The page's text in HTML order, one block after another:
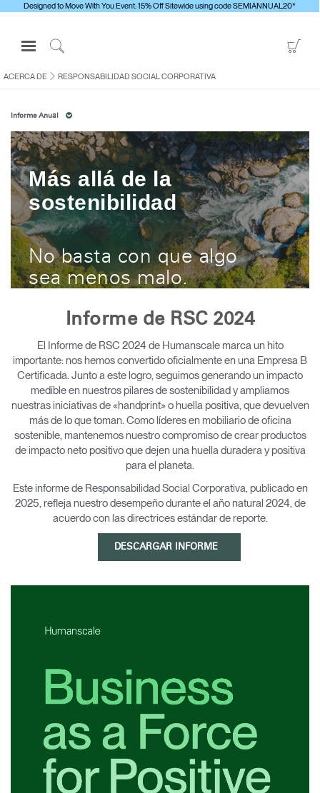
Designed to Move With You Event: 15% Off Sitewide using code SEMIANNUAL20*
Open
Navigation
Menuto
Inicie sesión o regístrese
PRODUCTOS
ERGONOMÍA
RECURSOS
ACERCA DE
CONTACTE CON NOSOTROS
Contactar con la asistencia
Buscar un showroom
Opens
to
Opens
to
Opens
Opens
to
Opens
Blog
Opens
Opens
ACERCA DE RESPONSABILIDAD SOCIAL CORPORATIVA
Informe Anual
Más allá de la
sostenibilidad
No basta con que algo
sea menos malo.
Informe de RSC 2024
El Informe de RSC 2024 de Humanscale marca un hito
importante: nos hemos convertido oficialmente en una Empresa B
Certificada. Junto a este logro, seguimos generando un impacto
medible en nuestros pilares de sostenibilidad y ampliamos
nuestras iniciativas de «handprint» o huella positiva, que devuelven
más de lo que toman. Como líderes en mobiliario de oficina
sostenible, mantenemos nuestro compromiso de crear productos
de impacto neto positivo que dejen una huella duradera y positiva
para el planeta.
Este informe de Responsabilidad Social Corporativa, publicado en
2025, refleja nuestro desempeño durante el año natural 2024, de
acuerdo con las directrices estándar de reporte.
DESCARGAR INFORME